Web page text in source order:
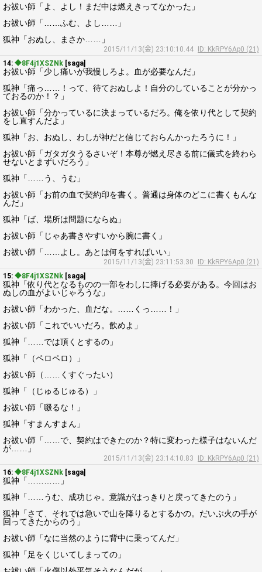
お祓い師「よ、よし！まだ中は燃えきってなかった」
お祓い師「……ふむ、よし……」
狐神「おぬし、まさか……」
2015/11/13(金) 23:10:10.44
ID: KkRPY6Ap0 (21)
14: ◆8F4j1XSZNk [saga]
お祓い師「少し痛いが我慢しろよ。血が必要なんだ」
狐神「痛っ……！って、待ておぬしよ！自分のしていることが分かっ
ておるのか！？」
お祓い師「分かっているに決まっているだろ。俺を依り代として契約
をし直すんだよ」
狐神「お、おぬし、わしが神だと信じておらんかったろうに！」
お祓い師「ガタガタうるさいぞ！本尊が燃え尽きる前に儀式を終わら
せないとまずいだろう」
狐神「……う、うむ」
お祓い師「お前の血で契約印を書く。普通は身体のどこに書くもんな
んだ」
狐神「ば、場所は問題にならぬ」
お祓い師「じゃあ書きやすいから腕に書く」
お祓い師「……よし。あとは何をすればいい」
2015/11/13(金) 23:11:53.30
ID: KkRPY6Ap0 (21)
15: ◆8F4j1XSZNk [saga]
狐神「依り代となるものの一部をわしに捧げる必要がある。今回はお
ぬしの血がよいじゃろうな」
お祓い師「わかった、血だな。……くっ……！」
お祓い師「これでいいだろ。飲めよ」
狐神「……では頂くとするの」
狐神「（ペロペロ）」
お祓い師（……くすぐったい）
狐神「（じゅるじゅる）」
お祓い師「啜るな！」
狐神「すまんすまん」
お祓い師「……で、契約はできたのか？特に変わった様子はないんだ
が……」
2015/11/13(金) 23:14:10.83
ID: KkRPY6Ap0 (21)
16: ◆8F4j1XSZNk [saga]
狐神「…………」
狐神「……うむ、成功じゃ。意識がはっきりと戻ってきたのう」
狐神「さて、それでは急いで山を降りるとするかの。だいぶ火の手が
回ってきたからのう」
お祓い師「なに当然のように背中に乗ってんだ」
狐神「足をくじいてしまっての」